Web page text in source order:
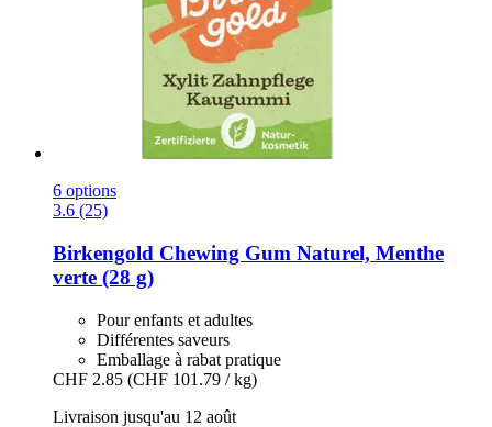
6 options
3.6 (25)
Birkengold Chewing Gum Naturel, Menthe
verte (28 g)
Pour enfants et adultes
Différentes saveurs
Emballage à rabat pratique
CHF 2.85 (CHF 101.79 / kg)
Livraison jusqu'au 12 août